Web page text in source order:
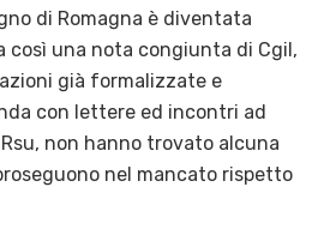
di Romagna è diventata
così una nota congiunta di Cgil,
già formalizzate e
con lettere ed incontri ad
non hanno trovato alcuna
nel mancato rispetto